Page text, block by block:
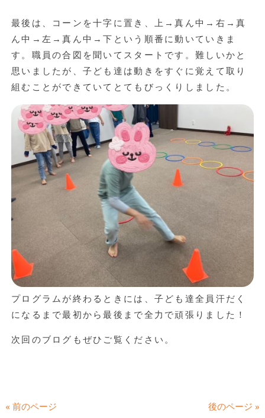
最後は、コーンを十字に置き、上→真ん中→右→真
ん中→左→真ん中→下という順番に動いていきま
す。職員の合図を聞いてスタートです。難しいかと
思いましたが、子ども達は動きをすぐに覚えて取り
組むことができていてとてもびっくりしました。
プログラムが終わるときには、子ども達全員汗だく
になるまで最初から最後まで全力で頑張りました！
次回のブログもぜひご覧ください。
« 前のページ 後のページ »